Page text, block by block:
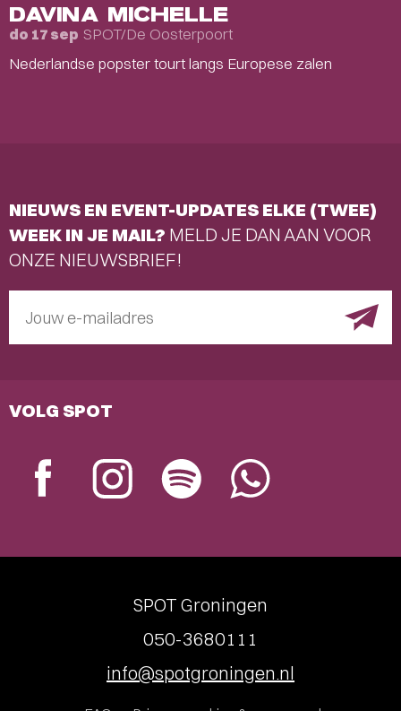
DAVINA MICHELLE
do 17 sep SPOT/De Oosterpoort
Nederlandse popster tourt langs Europese zalen
NIEUWS EN EVENT-UPDATES ELKE (TWEE)
WEEK IN JE MAIL? MELD JE DAN AAN VOOR
ONZE NIEUWSBRIEF!
Jouw e-mailadres
VOLG SPOT
SPOT Groningen
050-3680111
info@spotgroningen.nl